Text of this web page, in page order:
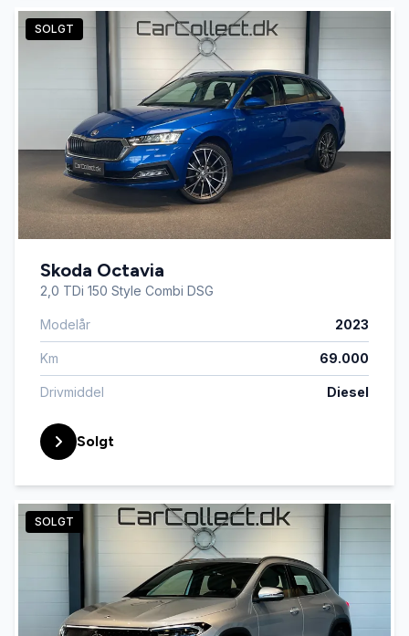
SOLGT
Skoda Octavia
2,0 TDi 150 Style Combi DSG
Modelår 2023
Km 69.000
Drivmiddel Diesel
Solgt
SOLGT